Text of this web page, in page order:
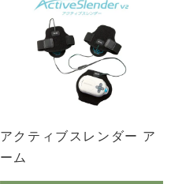
アクティブスレンダー ア
ーム